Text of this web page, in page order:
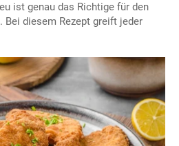
ist genau das Richtige für den
diesem Rezept greift jeder